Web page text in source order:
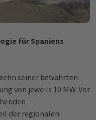
für Spaniens
seiner bewährten
von jeweils 10 MW. Vor
der regionalen